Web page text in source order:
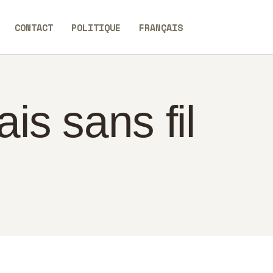
CONTACT POLITIQUE FRANÇAIS
sans fil